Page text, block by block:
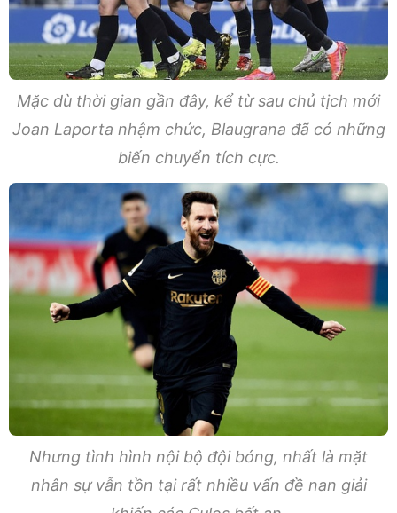
Mặc dù thời gian gần đây, kể từ sau chủ tịch mới
Joan Laporta nhậm chức, Blaugrana đã có những
biến chuyển tích cực.
Nhưng tình hình nội bộ đội bóng, nhất là mặt
nhân sự vẫn tồn tại rất nhiều vấn đề nan giải